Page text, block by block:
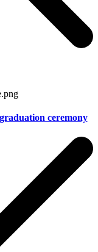
ceremony